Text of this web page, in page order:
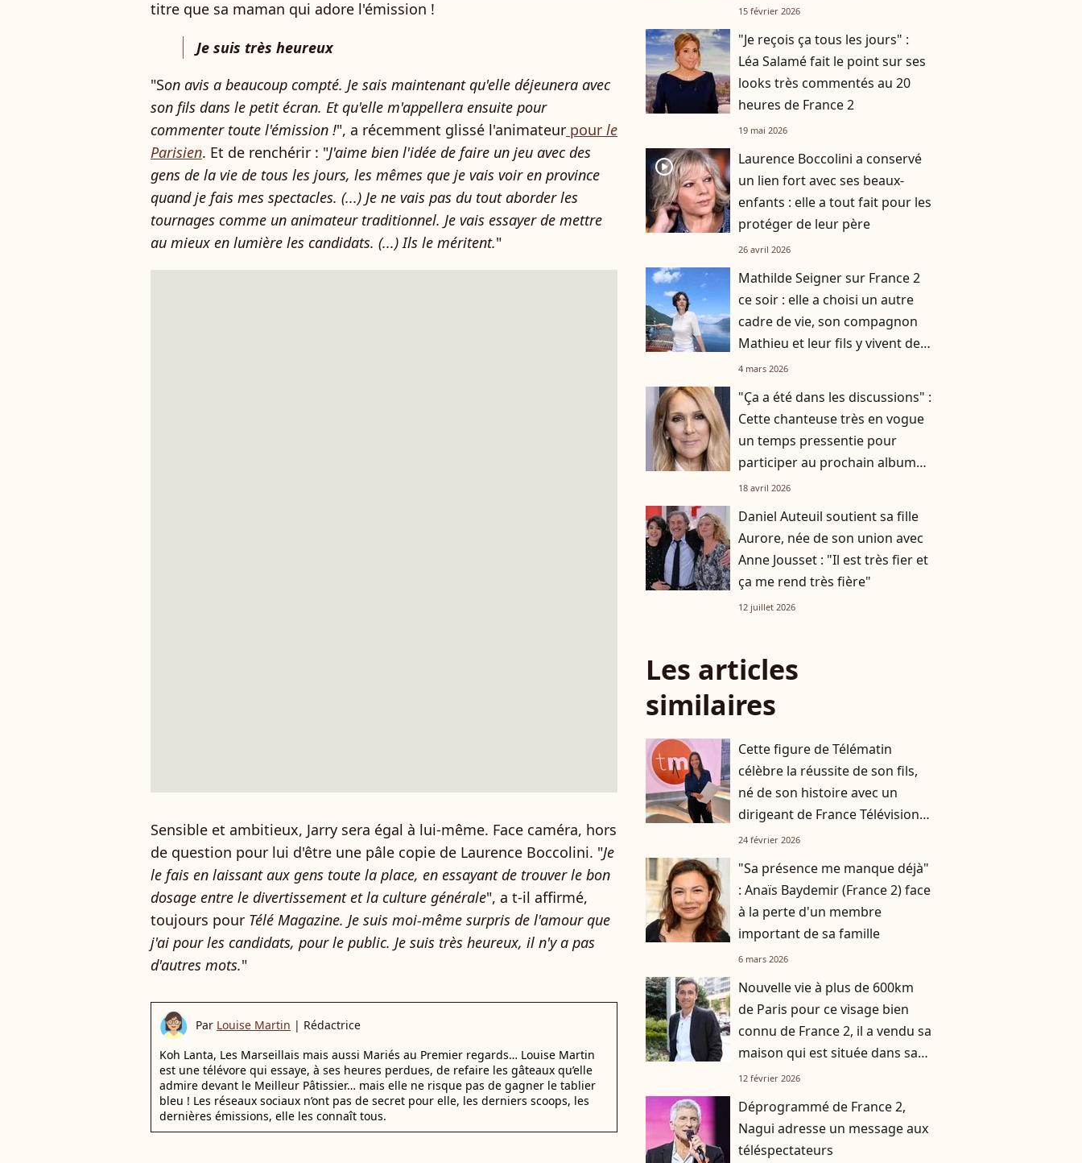
titre que sa maman qui adore l'émission !
Je suis très heureux
"Son avis a beaucoup compté. Je sais maintenant qu'elle déjeunera avec
son fils dans le petit écran. Et qu'elle m'appellera ensuite pour
commenter toute l'émission !", a récemment glissé l'animateur pour le
Parisien. Et de renchérir : "J'aime bien l'idée de faire un jeu avec des
gens de la vie de tous les jours, les mêmes que je vais voir en province
quand je fais mes spectacles. (...) Je ne vais pas du tout aborder les
tournages comme un animateur traditionnel. Je vais essayer de mettre
au mieux en lumière les candidats. (...) Ils le méritent."
Sensible et ambitieux, Jarry sera égal à lui-même. Face caméra, hors
de question pour lui d'être une pâle copie de Laurence Boccolini. "Je
le fais en laissant aux gens toute la place, en essayant de trouver le bon
dosage entre le divertissement et la culture générale", a t-il affirmé,
toujours pour Télé Magazine. Je suis moi-même surpris de l'amour que
j'ai pour les candidats, pour le public. Je suis très heureux, il n'y a pas
d'autres mots."
Par Louise Martin | Rédactrice
Koh Lanta, Les Marseillais mais aussi Mariés au Premier regards… Louise Martin
est une télévore qui essaye, à ses heures perdues, de refaire les gâteaux qu’elle
admire devant le Meilleur Pâtissier… mais elle ne risque pas de gagner le tablier
bleu ! Les réseaux sociaux n’ont pas de secret pour elle, les derniers scoops, les
dernières émissions, elle les connaît tous.
Marteau raconte
15 février 2026
"Je reçois ça tous les jours" :
Léa Salamé fait le point sur ses
looks très commentés au 20
heures de France 2
19 mai 2026
player2
Laurence Boccolini a conservé
un lien fort avec ses beaux-
enfants : elle a tout fait pour les
protéger de leur père
26 avril 2026
Mathilde Seigner sur France 2
ce soir : elle a choisi un autre
cadre de vie, son compagnon
Mathieu et leur fils y vivent des
jours heureux
4 mars 2026
"Ça a été dans les discussions" :
Cette chanteuse très en vogue
un temps pressentie pour
participer au prochain album
de Céline Dion
18 avril 2026
Daniel Auteuil soutient sa fille
Aurore, née de son union avec
Anne Jousset : "Il est très fier et
ça me rend très fière"
12 juillet 2026
Les articles
similaires
Cette figure de Télématin
célèbre la réussite de son fils,
né de son histoire avec un
dirigeant de France Télévisions,
après un grand
24 février 2026
"Sa présence me manque déjà"
: Anaïs Baydemir (France 2) face
à la perte d'un membre
important de sa famille
6 mars 2026
Nouvelle vie à plus de 600km
de Paris pour ce visage bien
connu de France 2, il a vendu sa
maison qui est située dans sa
ville d'enfance
12 février 2026
Déprogrammé de France 2,
Nagui adresse un message aux
téléspectateurs